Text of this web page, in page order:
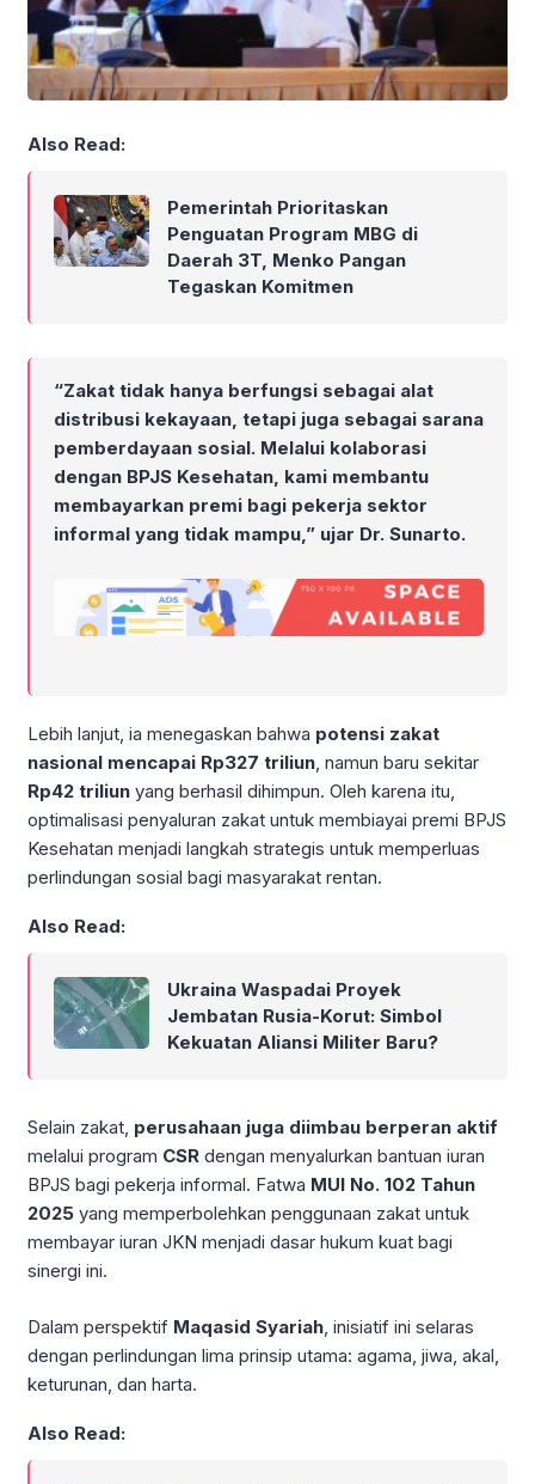
Also Read:
Pemerintah Prioritaskan
Penguatan Program MBG di
Daerah 3T, Menko Pangan
Tegaskan Komitmen
“Zakat tidak hanya berfungsi sebagai alat
distribusi kekayaan, tetapi juga sebagai sarana
pemberdayaan sosial. Melalui kolaborasi
dengan BPJS Kesehatan, kami membantu
membayarkan premi bagi pekerja sektor
informal yang tidak mampu,” ujar Dr. Sunarto.
Lebih lanjut, ia menegaskan bahwa potensi zakat
nasional mencapai Rp327 triliun, namun baru sekitar
Rp42 triliun yang berhasil dihimpun. Oleh karena itu,
optimalisasi penyaluran zakat untuk membiayai premi BPJS
Kesehatan menjadi langkah strategis untuk memperluas
perlindungan sosial bagi masyarakat rentan.
Also Read:
Ukraina Waspadai Proyek
Jembatan Rusia-Korut: Simbol
Kekuatan Aliansi Militer Baru?
Selain zakat, perusahaan juga diimbau berperan aktif
melalui program CSR dengan menyalurkan bantuan iuran
BPJS bagi pekerja informal. Fatwa MUI No. 102 Tahun
2025 yang memperbolehkan penggunaan zakat untuk
membayar iuran JKN menjadi dasar hukum kuat bagi
sinergi ini.
Dalam perspektif Maqasid Syariah, inisiatif ini selaras
dengan perlindungan lima prinsip utama: agama, jiwa, akal,
keturunan, dan harta.
Also Read: